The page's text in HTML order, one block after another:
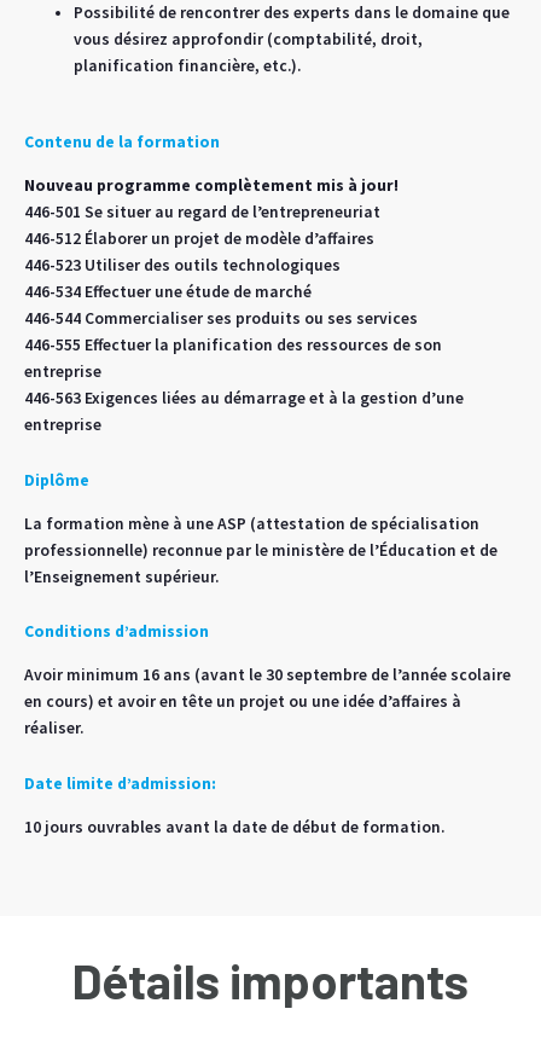
Possibilité de rencontrer des experts dans le domaine que
vous désirez approfondir (comptabilité, droit,
planification financière, etc.).
Contenu de la formation
Nouveau programme complètement mis à jour!
​446-501 Se situer au regard de l’entrepreneuriat
446-512 Élaborer un projet de modèle d’affaires
446-523 Utiliser des outils technologiques
446-534 Effectuer une étude de marché
446-544 Commercialiser ses produits ou ses services
446-555 Effectuer la planification des ressources de son
entreprise
446-563 Exigences liées au démarrage et à la gestion d’une
entreprise
Diplôme
La formation mène à une ASP (attestation de spécialisation
professionnelle) reconnue par le ministère de l’Éducation et de
l’Enseignement supérieur.
Conditions d’admission
Avoir minimum 16 ans (avant le 30 septembre de l’année scolaire
en cours) et avoir en tête un projet ou une idée d’affaires à
réaliser.
Date limite d’admission:
10 jours ouvrables avant la date de début de formation.
Détails importants